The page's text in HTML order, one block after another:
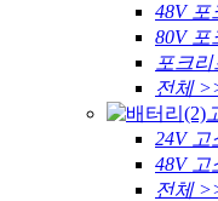
48V 포
80V 포
포크
전체
24V 고
48V 고
전체